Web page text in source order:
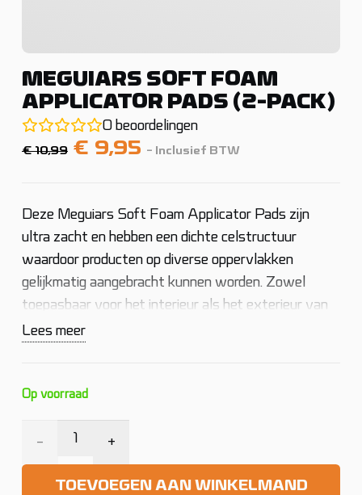
MEGUIARS SOFT FOAM
APPLICATOR PADS (2-PACK)
0 beoordelingen
€10,99 Oorspronkelijke
€ 10,99.
€ 9,95 Huidige
€ 9,95.
- Inclusief BTW
Deze Meguiars Soft Foam Applicator Pads zijn
ultra zacht en hebben een dichte celstructuur
waardoor producten op diverse oppervlakken
gelijkmatig aangebracht kunnen worden. Zowel
toepasbaar voor het interieur als het exterieur van
het voertuig.
Lees meer
Op voorraad
Meguiars
TOEVOEGEN AAN WINKELMAND